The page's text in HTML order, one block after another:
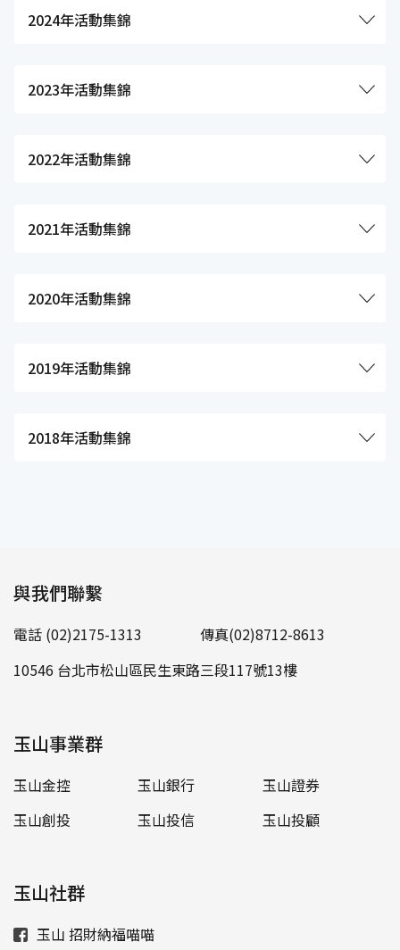
2024年活動集錦
2023年活動集錦
2022年活動集錦
2021年活動集錦
2020年活動集錦
2019年活動集錦
2018年活動集錦
與我們聯繫
電話 (02)2175-1313
傳真(02)8712-8613
10546 台北市松山區民生東路三段117號13樓
玉山事業群
玉山金控 玉山銀行
玉山證券
玉山創投
玉山投信 玉山投顧
玉山社群
玉山 招財納福喵喵